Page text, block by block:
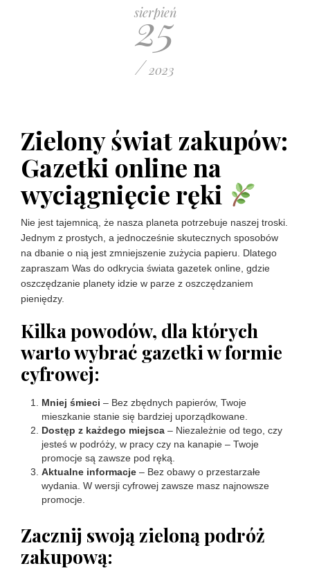
sierpień
25
/ 2023
Zielony świat zakupów:
Gazetki online na
wyciągnięcie ręki
Nie jest tajemnicą, że nasza planeta potrzebuje naszej troski.
Jednym z prostych, a jednocześnie skutecznych sposobów
na dbanie o nią jest zmniejszenie zużycia papieru. Dlatego
zapraszam Was do odkrycia świata gazetek online, gdzie
oszczędzanie planety idzie w parze z oszczędzaniem
pieniędzy.
Kilka powodów, dla których
warto wybrać gazetki w formie
cyfrowej:
Mniej śmieci – Bez zbędnych papierów, Twoje
mieszkanie stanie się bardziej uporządkowane.
Dostęp z każdego miejsca – Niezależnie od tego, czy
jesteś w podróży, w pracy czy na kanapie – Twoje
promocje są zawsze pod ręką.
Aktualne informacje – Bez obawy o przestarzałe
wydania. W wersji cyfrowej zawsze masz najnowsze
promocje.
Zacznij swoją zieloną podróż
zakupową: